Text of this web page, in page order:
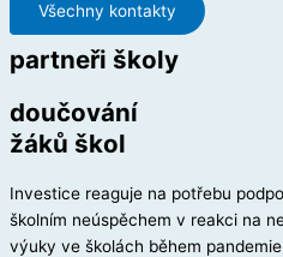
Všechny kontakty
partneři školy
doučování
žáků škol
Investice reaguje na potřebu
školním neúspěchem v reakci na
výuky ve školách během